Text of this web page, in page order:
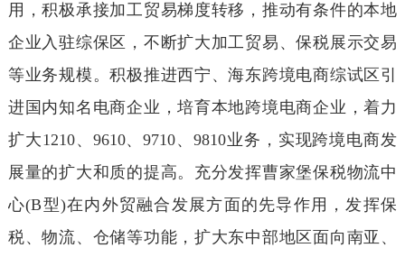
用，积极承接加工贸易梯度转移，推动有条件的本地
企业入驻综保区，不断扩大加工贸易、保税展示交易
等业务规模。积极推进西宁、海东跨境电商综试区引
进国内知名电商企业，培育本地跨境电商企业，着力
扩大1210、9610、9710、9810业务，实现跨境电商发
展量的扩大和质的提高。充分发挥曹家堡保税物流中
心(B型)在内外贸融合发展方面的先导作用，发挥保
税、物流、仓储等功能，扩大东中部地区面向南亚、